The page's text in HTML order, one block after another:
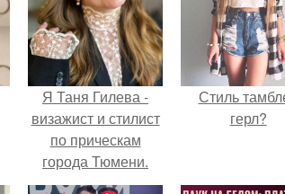
Я Таня Гилева -
визажист и стилист
по прическам
города Тюмени.
Стиль
герл?